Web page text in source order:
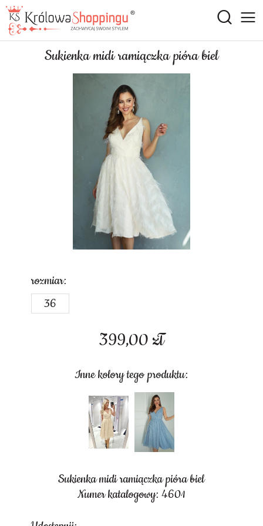
Sukienka midi ramiączka pióra biel
399,00 zł
Inne kolory tego produktu:
rozmiar:
36
Sukienka midi ramiączka pióra biel
Numer katalogowy: 4601